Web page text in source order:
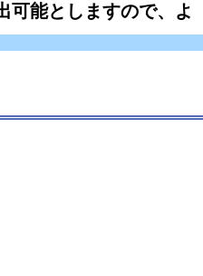
可能としますので、よ